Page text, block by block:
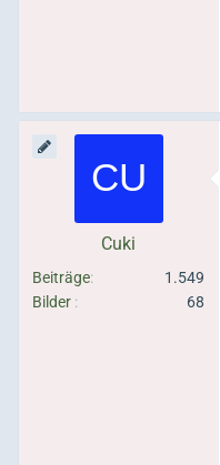
Cuki
Beiträge
1.549
Bilder
68